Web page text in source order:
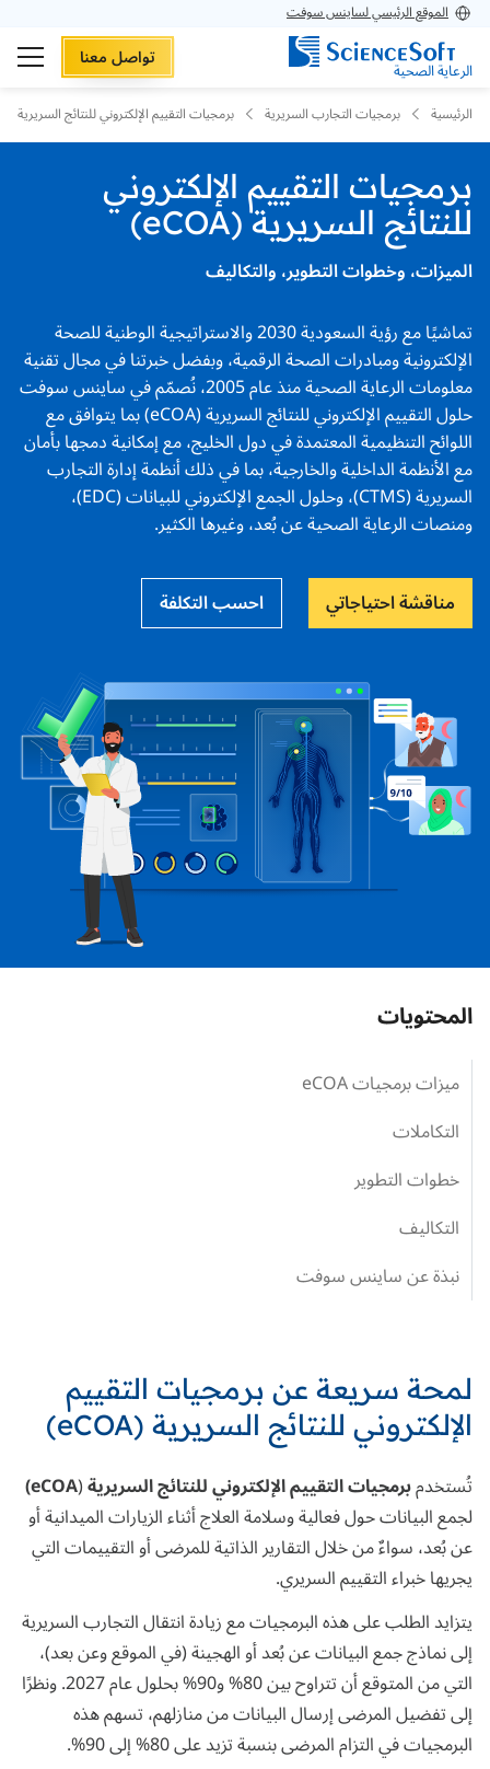
الموقع الرئيسي لساينس سوفت
الرعاية الصحية تواصل معنا
الرئيسية برمجيات التجارب السريرية برمجيات التقييم الإلكتروني للنتائج السريرية (eCOA)
برمجيات التقييم الإلكتروني
للنتائج السريرية (eCOA)
الميزات، وخطوات التطوير، والتكاليف
تماشيًا مع رؤية السعودية 2030 والاستراتيجية الوطنية للصحة
الإلكترونية ومبادرات الصحة الرقمية، وبفضل خبرتنا في مجال تقنية
معلومات الرعاية الصحية منذ عام 2005، نُصمّم في ساينس سوفت
حلول التقييم الإلكتروني للنتائج السريرية (eCOA) بما يتوافق مع
اللوائح التنظيمية المعتمدة في دول الخليج، مع إمكانية دمجها بأمان
مع الأنظمة الداخلية والخارجية، بما في ذلك أنظمة إدارة التجارب
السريرية (CTMS)، وحلول الجمع الإلكتروني للبيانات (EDC)،
ومنصات الرعاية الصحية عن بُعد، وغيرها الكثير.
مناقشة احتياجاتي احسب التكلفة
المحتويات
ميزات برمجيات eCOA
التكاملات
خطوات التطوير
التكاليف
نبذة عن ساينس سوفت
لمحة سريعة عن برمجيات التقييم
الإلكتروني للنتائج السريرية (eCOA
)
تُستخدمبرمجيات التقييم الإلكتروني للنتائج السريرية(
eCOA)
لجمع البيانات حول فعالية وسلامة العلاج أثناء الزيارات الميدانية أو
عن بُعد، سواءٌ من خلال التقارير الذاتية للمرضى أو التقييمات التي
يجريها خبراء التقييم السريري.
يتزايد الطلب على هذه البرمجيات مع زيادة انتقال التجارب السريرية
إلى نماذج جمع البيانات عن بُعد أو الهجينة (في الموقع وعن بعد)،
التيمن المتوقع أن تتراوح بين 80% و90% بحلول عام 2027.
ونظرًا
إلى تفضيل المرضى إرسال البيانات من منازلهم، تسهم هذه
البرمجيات في التزام المرضى بنسبة تزيد على